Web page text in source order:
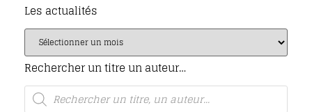
Les actualités
Rechercher un titre un auteur…